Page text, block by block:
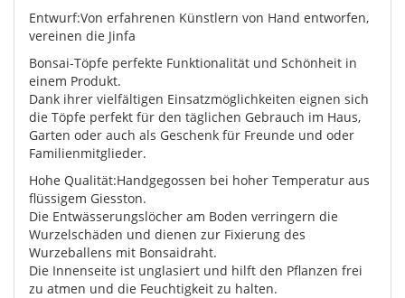
Entwurf:Von erfahrenen Künstlern von Hand entworfen,
vereinen die Jinfa
Bonsai-Töpfe perfekte Funktionalität und Schönheit in
einem Produkt.
Dank ihrer vielfältigen Einsatzmöglichkeiten eignen sich
die Töpfe perfekt für den täglichen Gebrauch im Haus,
Garten oder auch als Geschenk für Freunde und oder
Familienmitglieder.
Hohe Qualität:Handgegossen bei hoher Temperatur aus
flüssigem Giesston.
Die Entwässerungslöcher am Boden verringern die
Wurzelschäden und dienen zur Fixierung des
Wurzeballens mit Bonsaidraht.
Die Innenseite ist unglasiert und hilft den Pflanzen frei
zu atmen und die Feuchtigkeit zu halten.